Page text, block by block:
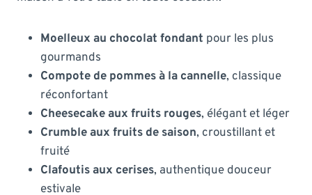
Moelleux au chocolat fondant pour les plus
gourmands
Compote de pommes à la cannelle, classique
réconfortant
Cheesecake aux fruits rouges, élégant et léger
Crumble aux fruits de saison, croustillant et
fruité
Clafoutis aux cerises, authentique douceur
estivale